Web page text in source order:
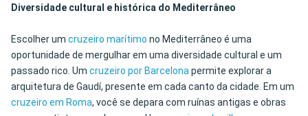
Diversidade cultural e histórica do Mediterrâneo
Escolher um cruzeiro marítimo no Mediterrâneo é uma
oportunidade de mergulhar em uma diversidade cultural e um
passado rico. Um cruzeiro por Barcelonapermite explorar a
arquitetura de Gaudí, presente em cada canto da cidade. Em um
cruzeiro em Roma, você se depara com ruínas antigas e obras